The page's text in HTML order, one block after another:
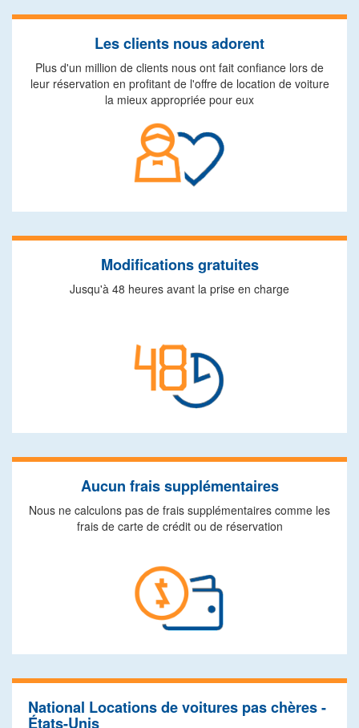
Les clients nous adorent
Plus d'un million de clients nous ont fait confiance lors de
leur réservation en profitant de l'offre de location de voiture
la mieux appropriée pour eux
Modifications gratuites
Jusqu'à 48 heures avant la prise en charge
Aucun frais supplémentaires
Nous ne calculons pas de frais supplémentaires comme les
frais de carte de crédit ou de réservation
National Locations de voitures pas chères -
États-Unis